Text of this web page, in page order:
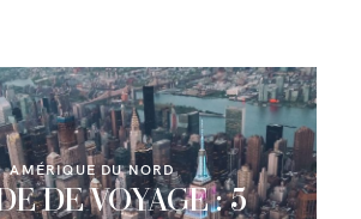
AMÉRIQUE DU NORD
DE VOYAGE : 5